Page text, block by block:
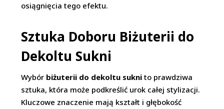
osiągnięcia tego efektu.
Sztuka Doboru Biżuterii do
Dekoltu Sukni
Wybór biżuterii do dekoltu sukni to prawdziwa
sztuka, która może podkreślić urok całej stylizacji.
Kluczowe znaczenie mają kształt i głębokość